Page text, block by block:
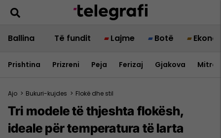
Ballina Të fundit Lajme Botë
Prishtina Prizreni Peja Ferizaj Gjakova
Ajo > Bukuri-kujdes > Flokë dhe stil
Tri modele të thjeshta flokësh,
ideale për temperatura të larta